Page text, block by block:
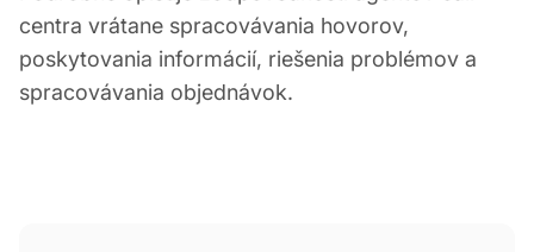
centra vrátane spracovávania hovorov,
poskytovania informácií, riešenia problémov a
spracovávania objednávok.